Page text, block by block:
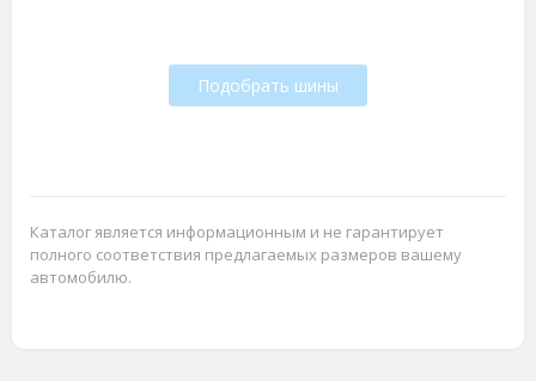
Подобрать шины
Каталог является информационным и не гарантирует
полного соответствия предлагаемых размеров вашему
автомобилю.